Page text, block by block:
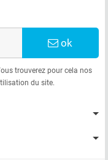
ok
trouverez pour cela nos
du site.